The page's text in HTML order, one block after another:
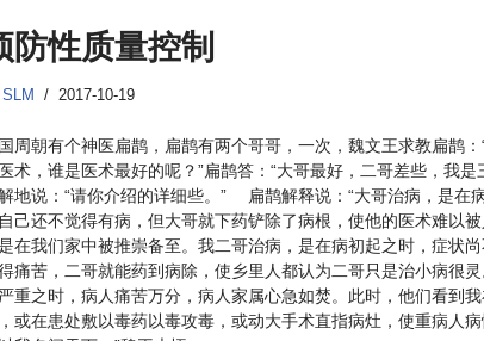
防性质量控制
SLM 2017-10-19
周朝有个神医扁鹊，扁鹊有两个哥哥，一次，魏文王求教扁鹊
术，谁是医术最好的呢？”扁鹊答：“大哥最好，二哥差些，我是
地说：“请你介绍的详细些。” 扁鹊解释说：“大哥治病，是在
己还不觉得有病，但大哥就下药铲除了病根，使他的医术难以被
在我们家中被推崇备至。我二哥治病，是在病初起之时，症状
痛苦，二哥就能药到病除，使乡里人都认为二哥只是治小病很
重之时，病人痛苦万分，病人家属心急如焚。此时，他们看到
或在患处敷以毒药以毒攻毒，或动大手术直指病灶，使重病人病